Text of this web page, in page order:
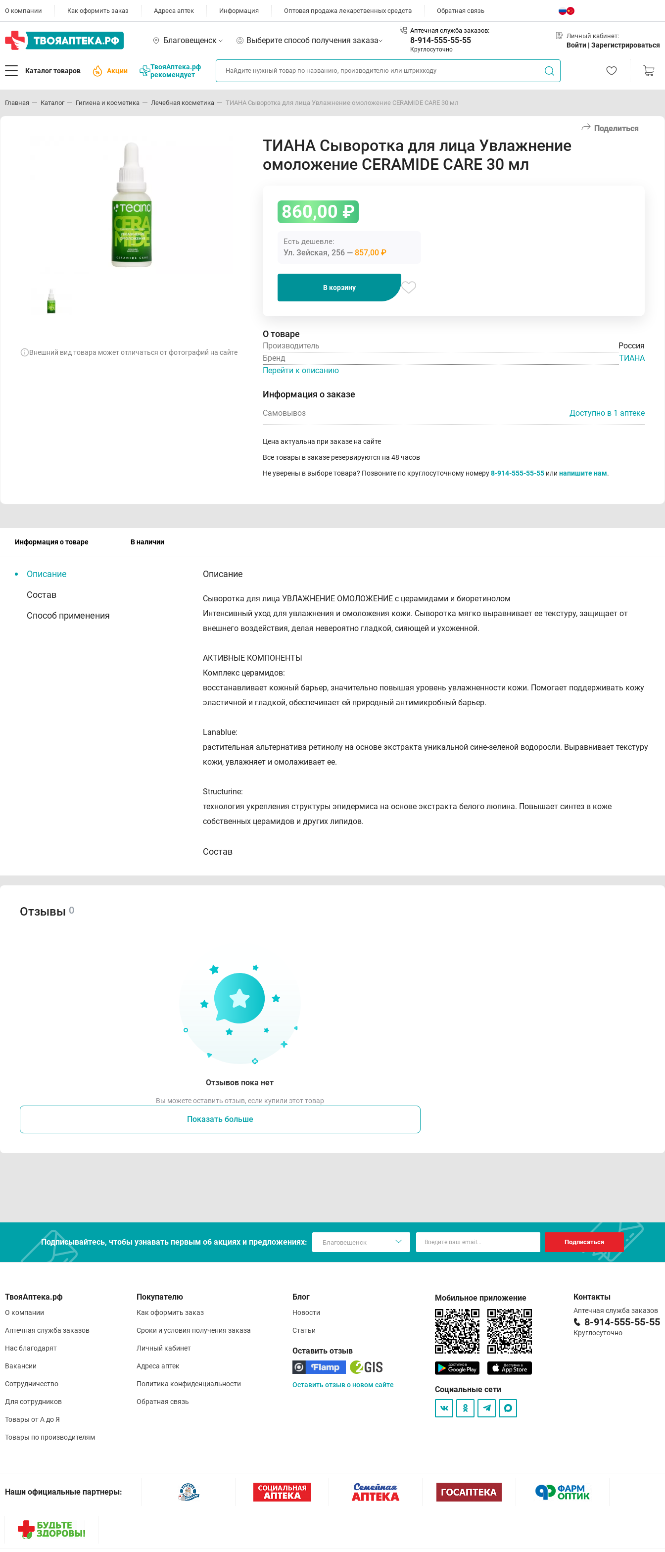
О компании Как оформить заказ Адреса аптек Информация Оптовая продажа лекарственных средств Обратная связь
Благовещенск Выберите способ получения заказа
Аптечная служба заказов:
8-914-555-55-55
Круглосуточно
Личный кабинет:
Войти | Зарегистрироваться
Каталог товаров Акции
ТвояАптека.рф
рекомендует
Главная Каталог Гигиена и косметика Лечебная косметика ТИАНА Сыворотка для лица Увлажнение омоложение CERAMIDE CARE 30 мл
Поделиться
Внешний вид товара может отличаться от фотографий на сайте
ТИАНА Сыворотка для лица Увлажнение
омоложение CERAMIDE CARE 30 мл
860,00 ₽
Есть дешевле:
Ул. Зейская, 256 857,00 ₽
В корзину
О товаре
Производитель
Россия
Бренд
ТИАНА
Перейти к описанию
Информация о заказе
Самовывоз Доступно в 1 аптеке
Цена актуальна при заказе на сайте
Все товары в заказе резервируются на 48 часов
Не уверены в выборе товара? Позвоните по круглосуточному номеру8-914-555-55-55 или напишите нам.
Информация о товаре В наличии
Описание
Состав
Способ применения
Описание
Сыворотка для лица УВЛАЖНЕНИЕ ОМОЛОЖЕНИЕ с церамидами и биоретинолом
Интенсивный уход для увлажнения и омоложения кожи. Сыворотка мягко выравнивает ее текстуру, защищает от
внешнего воздействия, делая невероятно гладкой, сияющей и ухоженной.
АКТИВНЫЕ КОМПОНЕНТЫ
Комплекс церамидов:
восстанавливает кожный барьер, значительно повышая уровень увлажненности кожи. Помогает поддерживать кожу
эластичной и гладкой, обеспечивает ей природный антимикробный барьер.
Lanablue:
растительная альтернатива ретинолу на основе экстракта уникальной сине-зеленой водоросли. Выравнивает текстуру
кожи, увлажняет и омолаживает ее.
Structurine:
технология укрепления структуры эпидермиса на основе экстракта белого люпина. Повышает синтез в коже
собственных церамидов и других липидов.
Состав
Aqua, C12-20 Acid PEG-8 Ester, Ethylhexyl Stearate, Caprylic/Capric Triglyceride, Ceramide complex / Комплекс церамидов
Polyacrylate, EDTA, Parfum.
Способ применения
Нанести небольшое количество сыворотки на чистую сухую кожу. Для максимального эффекта поверх сыворотки
нанесите крем из той же серии.
Отзывы 0
Отзывов пока нет
Вы можете оставить отзыв, если купили этот товар
Показать больше
Подписывайтесь, чтобы узнавать первым об акцияx и предложениях: Подписаться
О компании
Аптечная служба заказов
Нас благодарят
Вакансии
Сотрудничество
Для сотрудников
Товары от А до Я
Товары по производителям
Покупателю
Как оформить заказ
Сроки и условия получения заказа
Личный кабинет
Адреса аптек
Политика конфиденциальности
Обратная связь
Блог
Новости
Статьи
Оставить отзыв
Оставить отзыв о новом сайте
Мобильное приложение
Социальные сети
Контакты
Аптечная служба заказов
8-914-555-55-55
Круглосуточно
Наши официальные партнеры: